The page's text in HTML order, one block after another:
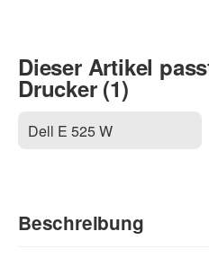
Dieser Artikel
Drucker (1)
Dell E 525 W
Beschreibung